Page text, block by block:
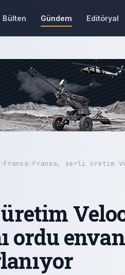
Bülten Gündem Editöryal
› Fransa› Fransa, yerli üretim
ordu